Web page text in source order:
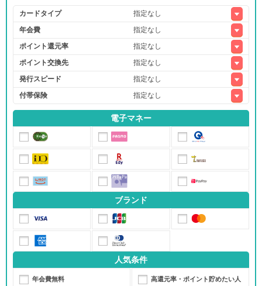
カードタイプ
年会費
ポイント還元率
ポイント交換先
発行スピード
付帯保険
電子マネー
ブランド
人気条件
年会費無料 高還元率・ポイント貯めたい人